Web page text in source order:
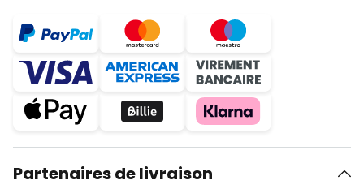
Partenaires de livraison